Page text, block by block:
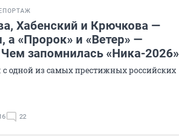
Хабенский и Крючкова —
а «Пророк» и «Ветер» —
запомнилась «Ника-2026»
одной из самых престижных российских
22